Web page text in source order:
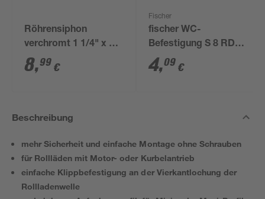
Röhrensiphon
verchromt 1 1/4" x 32
mm
8,99 €
Fischer
fischer WC-
Befestigung S 8 RD
80 2 Stück
4,09 €
Beschreibung
mehr Sicherheit und einfache Montage ohne Schrauben
für Rollläden mit Motor- oder Kurbelantrieb
einfache Klippbefestigung an der Vierkantlochung der
Rollladenwelle